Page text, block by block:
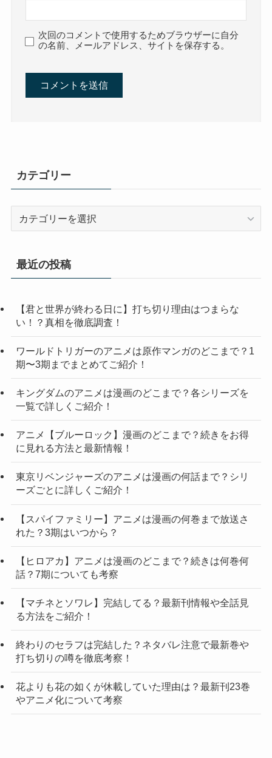
次回のコメントで使用するためブラウザーに自分
の名前、メールアドレス、サイトを保存する。
カテゴリー
リ
最近の投稿
【君と世界が終わる日に】打ち切り理由はつまらな
い！？真相を徹底調査！
ワールドトリガーのアニメは原作マンガのどこまで？1
期〜3期までまとめてご紹介！
キングダムのアニメは漫画のどこまで？各シリーズを
一覧で詳しくご紹介！
アニメ【ブルーロック】漫画のどこまで？続きをお得
に見れる方法と最新情報！
東京リベンジャーズのアニメは漫画の何話まで？シリ
ーズごとに詳しくご紹介！
【スパイファミリー】アニメは漫画の何巻まで放送さ
れた？3期はいつから？
【ヒロアカ】アニメは漫画のどこまで？続きは何巻何
話？7期についても考察
【マチネとソワレ】完結してる？最新刊情報や全話見
る方法をご紹介！
終わりのセラフは完結した？ネタバレ注意で最新巻や
打ち切りの噂を徹底考察！
花よりも花の如くが休載していた理由は？最新刊23巻
やアニメ化について考察